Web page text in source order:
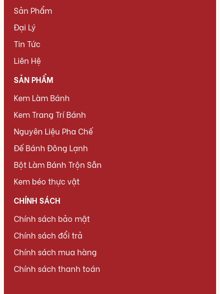
Sản Phẩm
Đại Lý
Tin Tức
Liên Hệ
SẢN PHẨM
Kem Làm Bánh
Kem Trang Trí Bánh
Nguyên Liệu Pha Chế
Đế Bánh Đông Lạnh
Bột Làm Bánh Trộn Sẵn
Kem béo thực vật
CHÍNH SÁCH
Chính sách bảo mật
Chính sách đổi trả
Chính sách mua hàng
Chính sách thanh toán